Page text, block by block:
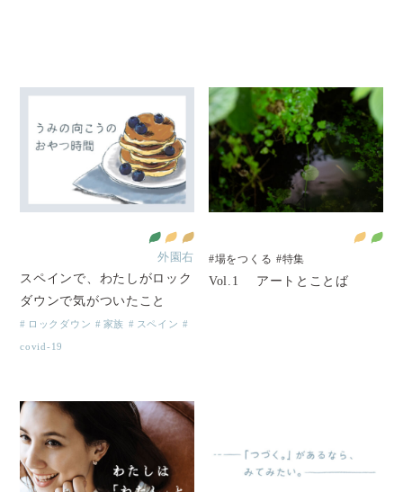
外園右
スペインで、わたしがロック
ダウンで気がついたこと
ロックダウン 家族 スペイン
covid-19
#場をつくる #特集
Vol.1 アートとことば